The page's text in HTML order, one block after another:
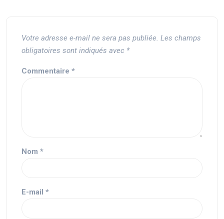
Votre adresse e-mail ne sera pas publiée. Les champs
obligatoires sont indiqués avec *
Commentaire *
Nom *
E-mail *